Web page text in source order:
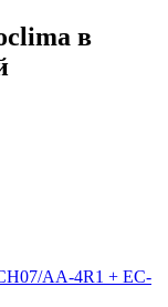
в
AA-4R1 + EC-